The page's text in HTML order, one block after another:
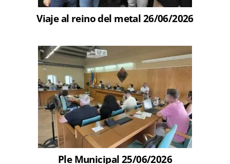
Viaje al reino del metal 26/06/2026
Ple Municipal 25/06/2026